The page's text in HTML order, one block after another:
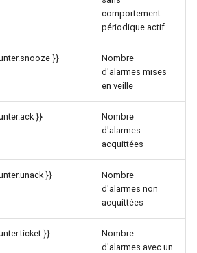
Gestion fixtures
comportement
périodique actif
}}
Nombre
d'alarmes mises
en veille
}}
Nombre
d'alarmes
acquittées
}}
Nombre
d'alarmes non
acquittées
}}
Nombre
d'alarmes avec un